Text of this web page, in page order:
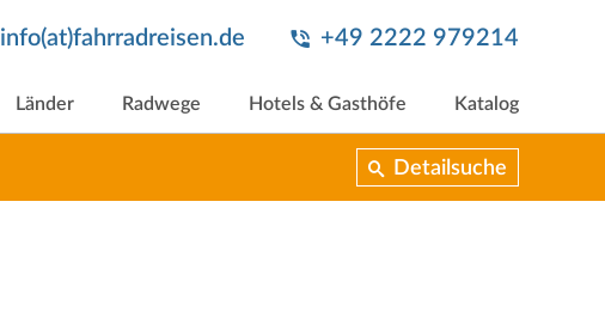
info(at)fahrradreisen.de +49 2222 979214
Länder Radwege Hotels & Gasthöfe Katalog
Detailsuche